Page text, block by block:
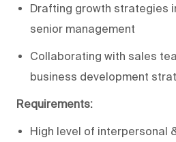
Drafting growth strategies
senior management
Collaborating with sales
business development
Requirements:
High level of interpersonal